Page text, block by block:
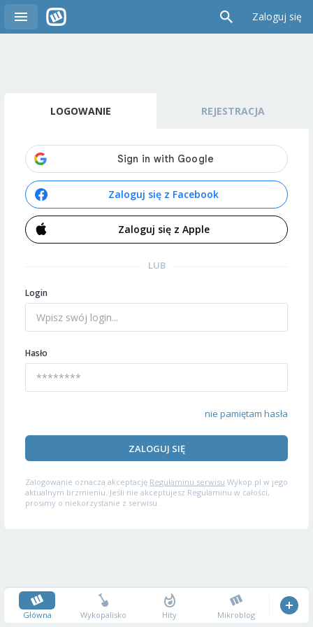
Zaloguj się
LOGOWANIE REJESTRACJA
Zaloguj się z Facebook
Zaloguj się z Apple
LUB
Login
Hasło
nie pamiętam hasła
ZALOGUJ SIĘ
Zalogowanie oznacza akceptację Regulaminu serwisu Wykop.pl w jego
aktualnym brzmieniu. Jeśli nie akceptujesz Regulaminu w całości,
prosimy o niekorzystanie z serwisu.
Główna Wykopalisko Hity Mikroblog